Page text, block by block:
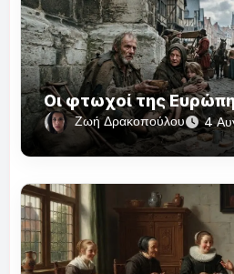
Οι φτωχοί της
Ζωή Δρακοπούλου 4